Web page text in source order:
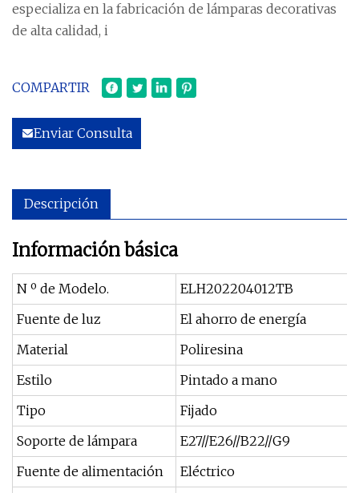
especializa en la fabricación de lámparas decorativas
de alta calidad, i
COMPARTIR
Enviar Consulta
Descripción
Información básica
N º de Modelo.
ELH202204012TB
Fuente de luz
El ahorro de energía
Material
Poliresina
Estilo
Pintado a mano
Tipo
Fijado
Soporte de lámpara
E27//E26//B22//G9
Fuente de alimentación
Eléctrico